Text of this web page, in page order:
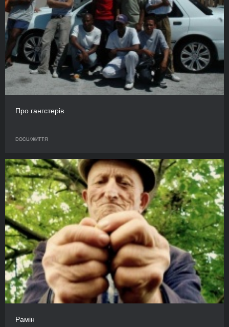
Про гангстерів
DOCU/ЖИТТЯ
Рамін